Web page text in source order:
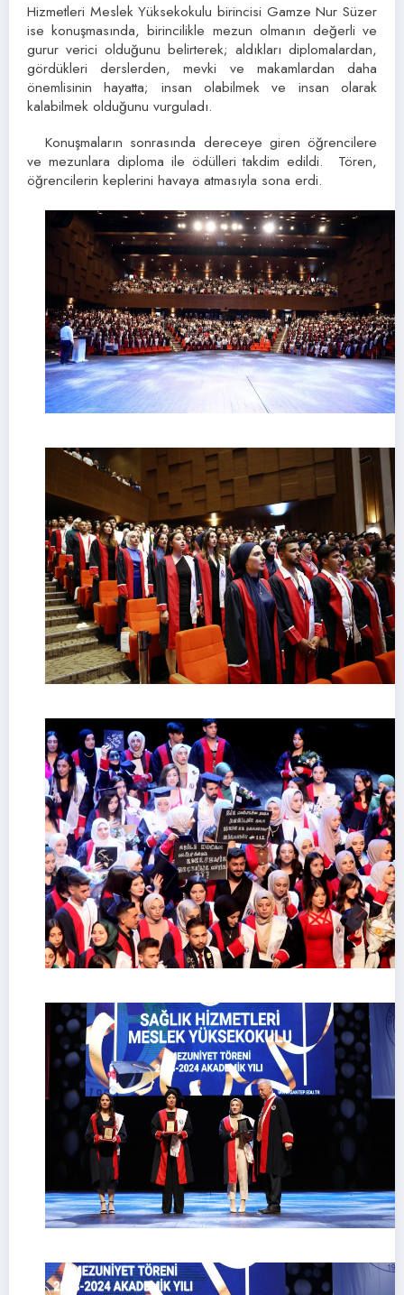
Hizmetleri Meslek Yüksekokulu birincisi Gamze Nur Süzer
ise konuşmasında, birincilikle mezun olmanın değerli ve
gurur verici olduğunu belirterek; aldıkları diplomalardan,
gördükleri derslerden, mevki ve makamlardan daha
önemlisinin hayatta; insan olabilmek ve insan olarak
kalabilmek olduğunu vurguladı.
Konuşmaların sonrasında dereceye giren öğrencilere
ve mezunlara diploma ile ödülleri takdim edildi. Tören,
öğrencilerin keplerini havaya atmasıyla sona erdi.